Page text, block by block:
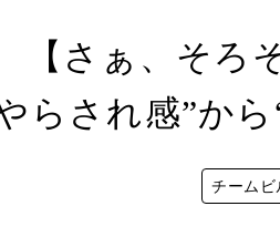
【さぁ、そろ
らされ感”か
チームビ